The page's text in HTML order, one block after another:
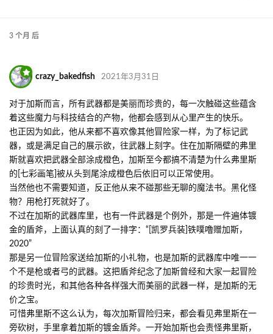
3 个月 后
crazy_bakedfish 2021年3月31日
对于加斯而言，所有武器都是美丽而珍贵的，每一次触碰这些蕴含
着这些魔力与科技结合的产物，他都会感到从心里产生的快乐。
也正因为如此，他从来都不喜欢像其他冒险家一样，为了标记武
器，或是满足自己的展示欲，往武器上刻字。住在加斯隔壁的弗里
斯就喜欢把武器全部涂成橙色，加斯至今都搞不清楚为什么弗里斯
的[七彩画笔]被从头到尾涂成橙色后依旧可以正常使用。
当然他也不需要知道，反正他从来不碰那些无聊的魔法书。黑化怪
物？用枪打死就好了。
不过在加斯的武器库里，也有一件武器是个例外，那是一件遍体镀
金的盾斧，上面认真的刻了一排字：“[凯罗兵装]铁噗噜赠加斯，
2020”
那是另一位冒险家送给加斯的小礼物，也是加斯的武器库中唯一一
个不是枪或者弓的武器。这把盾斧纪念了加斯曾经和大家一起冒险
的珍贵时光，和其他各种各样强大而美丽的武器一样，是加斯的无
价之宝。
可惜弗里斯不这么认为，每次加斯冒险归来，都会看见弗里斯在一
旁砍树，手里拿着加斯的镀金盾斧。一开始加斯也会责怪弗里斯，